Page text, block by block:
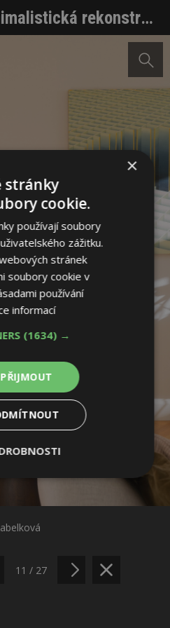
Minimalistická rekonstrukce bytu inspirovaná jeho původními prvky
Facebooku
na Pinterestu
11 / 27
×
stránky
cookie.
používají soubory
zážitku.
stránek
soubory cookie v
používání
informací
(1634) →
Soubory
soubory